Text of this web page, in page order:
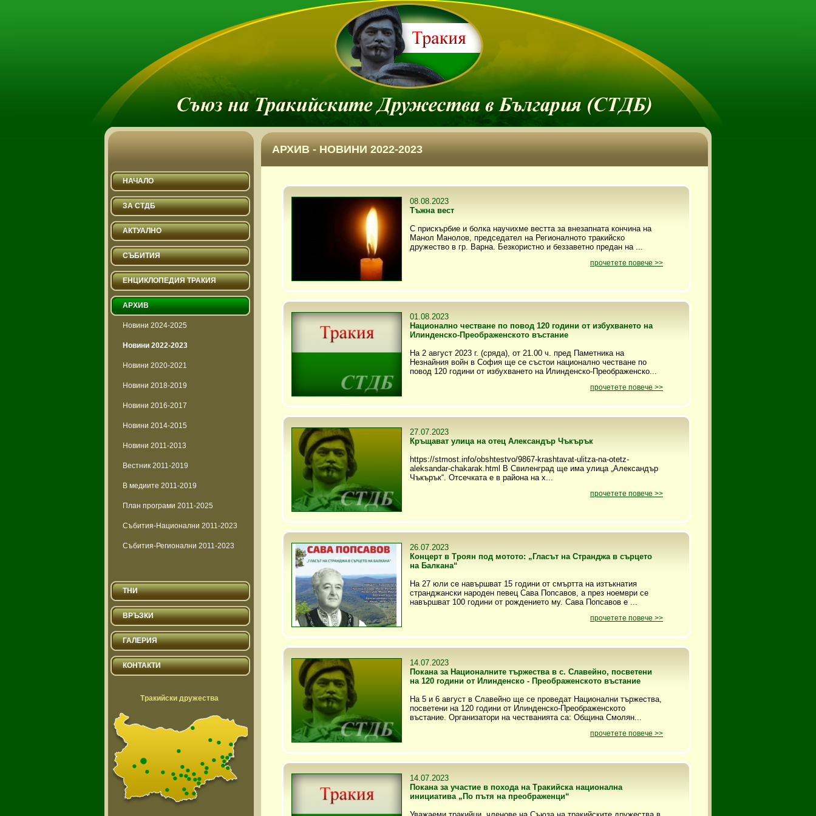
АРХИВ - НОВИНИ 2022-2023
НАЧАЛО
ЗА СТДБ
АКТУАЛНО
СЪБИТИЯ
ЕНЦИКЛОПЕДИЯ ТРАКИЯ
АРХИВ
Новини 2024-2025
Новини 2022-2023
Новини 2020-2021
Новини 2018-2019
Новини 2016-2017
Новини 2014-2015
Новини 2011-2013
Вестник 2011-2019
В медиите 2011-2019
План програми 2011-2025
Събития-Национални 2011-2023
Събития-Регионални 2011-2023
ТНИ
ВРЪЗКИ
ГАЛЕРИЯ
КОНТАКТИ
Тракийски дружества
08.08.2023
Тъжна вест
С прискърбие и болка научихме вестта за внезапната кончина на
Манол Манолов, председател на Регионалното тракийско
дружество в гр. Варна. Безкористно и беззаветно предан на ...
прочетете повече >>
01.08.2023
Национално честване по повод 120 години от избухването на
Илинденско-Преображенското въстание
На 2 август 2023 г. (сряда), от 21.00 ч. пред Паметника на
Незнайния войн в София ще се състои национално честване по
повод 120 години от избухването на Илинденско-Преображенско...
прочетете повече >>
27.07.2023
Кръщават улица на отец Александър Чъкърък
https://stmost.info/obshtestvo/9867-krashtavat-ulitza-na-otetz-
aleksandar-chakarak.html В Свиленград ще има улица „Александър
Чъкърък“. Отсечката е в района на х...
прочетете повече >>
26.07.2023
Концерт в Троян под мотото: „Гласът на Странджа в сърцето
на Балкана“
На 27 юли се навършват 15 години от смъртта на изтъкнатия
странджански народен певец Сава Попсавов, а през ноември се
навършват 100 години от рождението му. Сава Попсавов е ...
прочетете повече >>
14.07.2023
Покана за Националните тържества в с. Славейно, посветени
на 120 години от Илинденско - Преображенското въстание
На 5 и 6 август в Славейно ще се проведат Национални тържества,
посветени на 120 години от Илинденско-Преображенското
въстание. Организатори на честванията са: Община Смолян...
прочетете повече >>
14.07.2023
Покана за участие в похода на Тракийска национална
инициатива „По пътя на преображенци“